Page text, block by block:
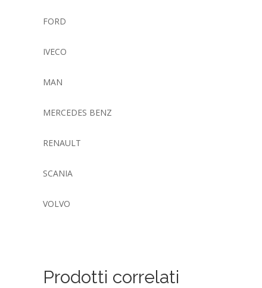
FORD
IVECO
MAN
MERCEDES BENZ
RENAULT
SCANIA
VOLVO
Prodotti correlati